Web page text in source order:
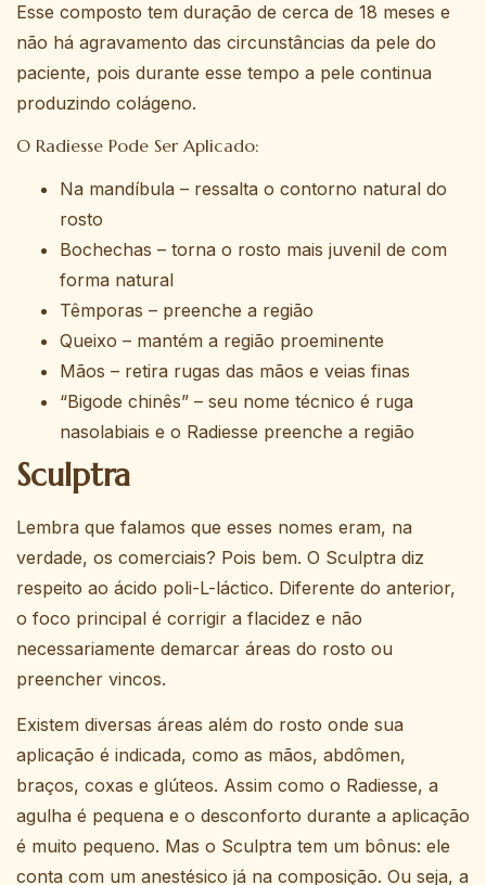
Esse composto tem duração de cerca de 18 meses e
não há agravamento das circunstâncias da pele do
paciente, pois durante esse tempo a pele continua
produzindo colágeno.
O Radiesse Pode Ser Aplicado:
Na mandíbula – ressalta o contorno natural do
rosto
Bochechas – torna o rosto mais juvenil de com
forma natural
Têmporas – preenche a região
Queixo – mantém a região proeminente
Mãos – retira rugas das mãos e veias finas
“Bigode chinês” – seu nome técnico é ruga
nasolabiais e o Radiesse preenche a região
Sculptra
Lembra que falamos que esses nomes eram, na
verdade, os comerciais? Pois bem. O Sculptra diz
respeito ao ácido poli-L-láctico. Diferente do anterior,
o foco principal é corrigir a flacidez e não
necessariamente demarcar áreas do rosto ou
preencher vincos.
Existem diversas áreas além do rosto onde sua
aplicação é indicada, como as mãos, abdômen,
braços, coxas e glúteos. Assim como o Radiesse, a
agulha é pequena e o desconforto durante a aplicação
é muito pequeno. Mas o Sculptra tem um bônus: ele
conta com um anestésico já na composição. Ou seja, a